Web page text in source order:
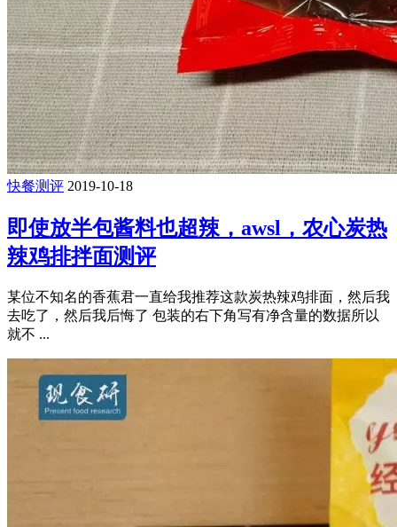
快餐测评 2019-10-18
即使放半包酱料也超辣，awsl，农心炭热
辣鸡排拌面测评
某位不知名的香蕉君一直给我推荐这款炭热辣鸡排面，然后我
去吃了，然后我后悔了 包装的右下角写有净含量的数据所以
就不 ...